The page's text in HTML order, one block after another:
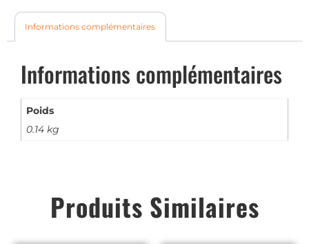
Informations complémentaires
Informations complémentaires
Poids
0.14 kg
Produits Similaires